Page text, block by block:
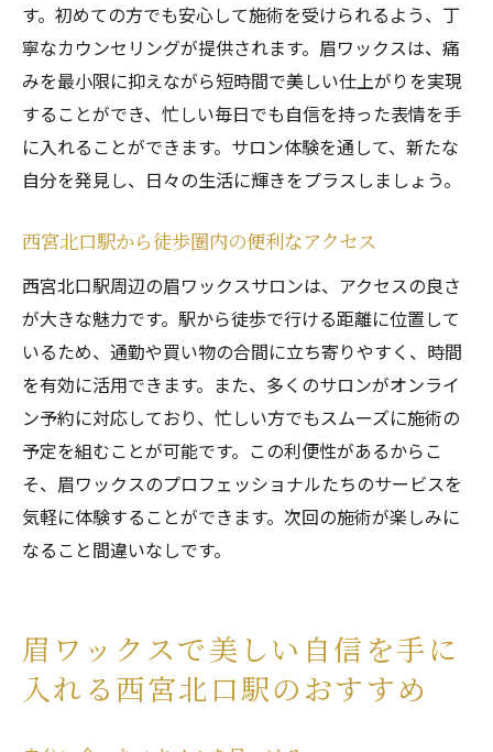
効率的な時間活用で美を手に入れる
駅近の利便性で忙しい人にも最適
日常に役立つ眉ケアのテクニック
ストレスフリーな施術でリフレッシュ
眉ワックスで日常に新しい自信を
す。初めての方でも安心して施術を受けられるよう、丁
寧なカウンセリングが提供されます。眉ワックスは、痛
みを最小限に抑えながら短時間で美しい仕上がりを実現
することができ、忙しい毎日でも自信を持った表情を手
に入れることができます。サロン体験を通して、新たな
自分を発見し、日々の生活に輝きをプラスしましょう。
西宮北口駅から徒歩圏内の便利なアクセス
西宮北口駅周辺の眉ワックスサロンは、アクセスの良さ
が大きな魅力です。駅から徒歩で行ける距離に位置して
いるため、通勤や買い物の合間に立ち寄りやすく、時間
を有効に活用できます。また、多くのサロンがオンライ
ン予約に対応しており、忙しい方でもスムーズに施術の
予定を組むことが可能です。この利便性があるからこ
そ、眉ワックスのプロフェッショナルたちのサービスを
気軽に体験することができます。次回の施術が楽しみに
なること間違いなしです。
眉ワックスで美しい自信を手に
入れる西宮北口駅のおすすめ